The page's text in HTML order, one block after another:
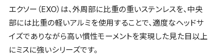
エクソー（EXO）は、外周部に比重の重いステンレスを、中央
部には比重の軽いアルミを使用することで、適度なヘッドサ
イズでありながら高い慣性モーメントを実現した見た目以上
にミスに強いシリーズです。